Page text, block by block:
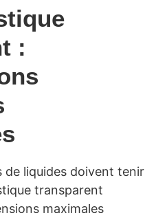
:
de liquides doivent tenir
transparent
maximales